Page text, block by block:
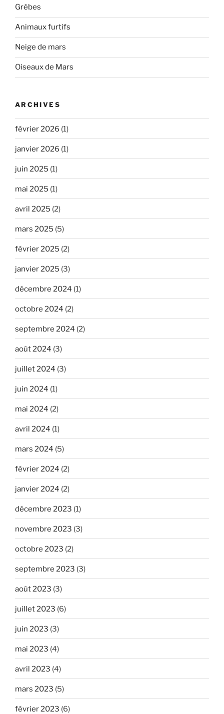
Grèbes
Animaux furtifs
Neige de mars
Oiseaux de Mars
ARCHIVES
février 2026 (1)
janvier 2026 (1)
juin 2025 (1)
mai 2025 (1)
avril 2025 (2)
mars 2025 (5)
février 2025 (2)
janvier 2025 (3)
décembre 2024 (1)
octobre 2024 (2)
septembre 2024 (2)
août 2024 (3)
juillet 2024 (3)
juin 2024 (1)
mai 2024 (2)
avril 2024 (1)
mars 2024 (5)
février 2024 (2)
janvier 2024 (2)
décembre 2023 (1)
novembre 2023 (3)
octobre 2023 (2)
septembre 2023 (3)
août 2023 (3)
juillet 2023 (6)
juin 2023 (3)
mai 2023 (4)
avril 2023 (4)
mars 2023 (5)
février 2023 (6)